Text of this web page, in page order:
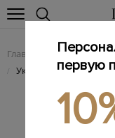
Главная Женщинам /
/ Укороченные брюки
первую